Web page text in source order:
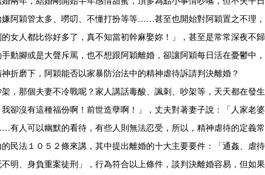
阿穎管太多、嘮叨、不懂打扮等等……甚至也開始對阿穎置之不理
女人都比你好多了，真不知當初幹麻娶妳！」，甚至是常常深夜不
動腳或是大聲斥罵，也不想跟阿穎離婚，卻讓阿穎每日活在憂鬱中
折磨下，阿穎能否以家暴防治法中的精神虐待訴請判決離婚？
，那個夫妻不冷戰呢？家人講話毒酸、諷刺、吵架等，天天都在發
卻沒有這種福份啊！前世造孽啊！」，丈夫對著妻子說：「人家老
人可以幽默的看待，有些人則無法忍受，所以，精神虐待的定義常
民法１０５２條來講，其中提出離婚的十大主要要件：「通姦、虐
明、身負重案徒刑」，行為符合以上條件，談判決離婚容易，但如